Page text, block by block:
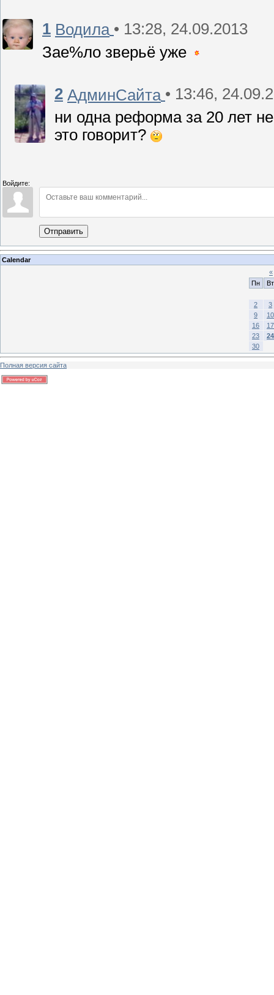
1 Водила • 13:28, 24.09.2013
Зае%ло зверьё уже
2 АдминСайта • 13:46,
ни одна реформа за 20 лет
это говорит?
Войдите:
Отправить
Calendar
«
Пн
Вт
2
3
9
10
16
17
23
24
30
Полная версия сайта